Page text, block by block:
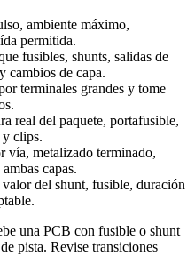
ambiente máximo,
permitida.
fusibles, shunts, salidas de
cambios de capa.
terminales grandes y tome
real del paquete, portafusible,
y clips.
vía, metalizado terminado,
capas.
del shunt, fusible, duración
una PCB con fusible o shunt
pista. Revise transiciones